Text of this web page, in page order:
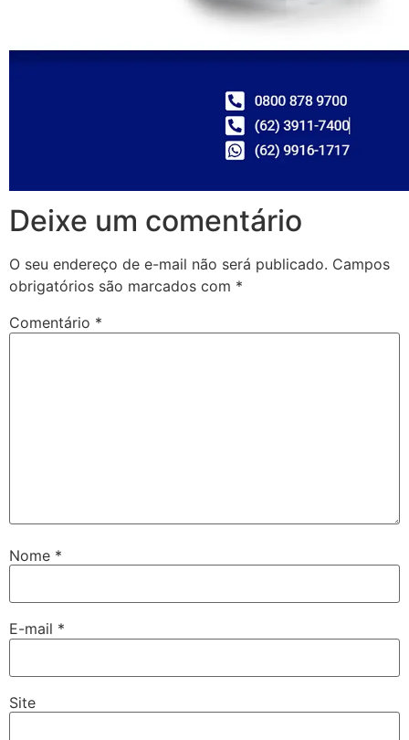
Deixe um comentário
O seu endereço de e-mail não será publicado. Campos
obrigatórios são marcados com *
Comentário *
Nome *
E-mail *
Site